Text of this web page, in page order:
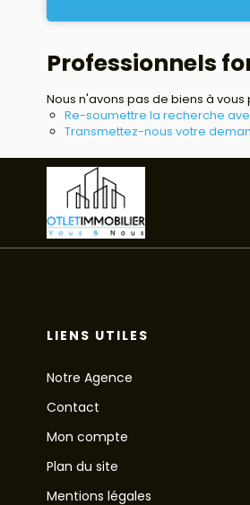
Professionnels
Nous n'avons pas de biens à
Re-soumettre la recherche
Transmettez-nous votre
LIENS UTILES
Notre Agence
Contact
Mon compte
Plan du site
Mentions légales